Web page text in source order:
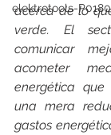
elektrotools-
acerca de lo
verde. El
comunicar
acometer
energética
una mera
gastos